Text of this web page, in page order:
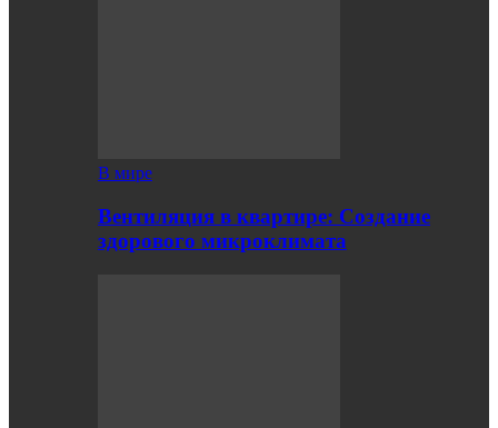
В мире
Вентиляция в квартире: Создание
здорового микроклимата